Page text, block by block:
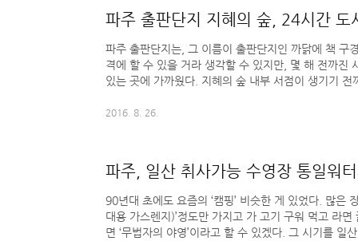
했다. 난 일출 ..
파주 출판단지 지혜의 숲, 24시간 도
파주 출판단지는, 그 이름이 출판단지인 까닭에 책 구
격에 할 수 있을 거라 생각할 수 있지만, 몇 해 전까진
있는 곳에 가까웠다. 지혜의 숲 내부 서점이 생기기 전
까지 걸어갔다가 “이게 끝이야? 뭐야 이거? 뭐 아무 것
2016. 8. 26.
파주, 일산 취사가능 수영장 통일워
90년대 초에도 요즘의 ‘캠핑’ 비슷한 게 있었다. 많은
대용 가스렌지)’정도만 가지고 가 고기 구워 먹고 라
면 ‘무법자의 야영’이라고 할 수 있겠다. 그 시기를 일